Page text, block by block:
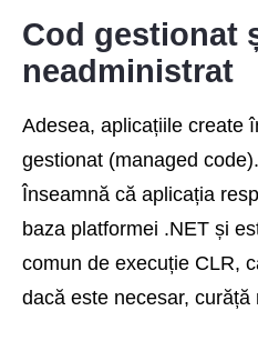
Cod gestionat
neadministrat
Adesea, aplicațiile create
gestionat (managed
Înseamnă că aplicația
baza platformei .NET și
comun de execuție CLR,
dacă este necesar, curăță